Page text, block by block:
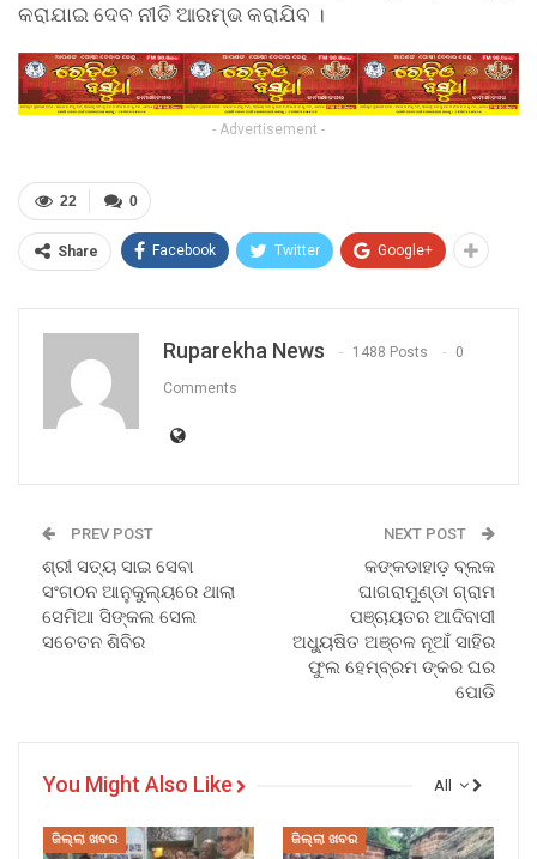
କରାଯାଇ ଦେବ ନୀତି ଆରମ୍ଭ କରାଯିବ ।
- Advertisement -
0
22
Share Facebook Twitter Google+
Ruparekha News 1488 Posts 0
Comments
PREV POST
ଶ୍ରୀ ସତ୍ୟ ସାଇ ସେବା
ସଂଗଠନ ଆନୁକୁଲ୍ୟରେ ଥାଲା
ସେମିଆ ସିଙ୍କଲ ସେଲ
ସଚେତନ ଶିବିର
NEXT POST
କଙ୍କଡାହାଡ଼ ବ୍ଲକ
ଘାଗରାମୁଣ୍ଡା ଗ୍ରାମ
ପଞ୍ଚାୟତର ଆଦିବାସୀ
ଅଧ୍ୟୁଷିତ ଅଞ୍ଚଳ ନୂଆଁ ସାହିର
ଫୁଲ ହେମ୍ବ୍ରମ ଙ୍କର ଘର
ପୋଡି
All
You Might Also Like
ଜିଲ୍ଲା ଖବର ଜିଲ୍ଲା ଖବର